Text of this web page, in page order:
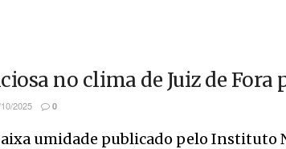
no clima de Juiz de Fora
2025 0
umidade publicado pelo Instituto